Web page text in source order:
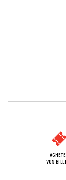
VOS